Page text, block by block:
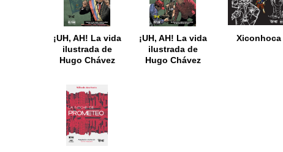
¡UH, AH! La vida
ilustrada de
Hugo Chávez
¡UH, AH! La vida
ilustrada de
Hugo Chávez
Xiconhoca